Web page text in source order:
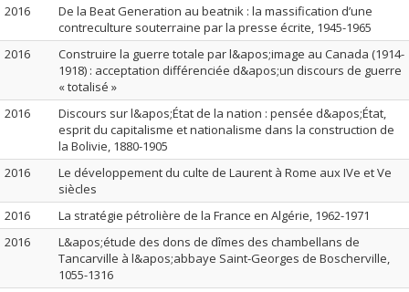
2016
De la Beat Generation au beatnik : la massification d’une
contreculture souterraine par la presse écrite, 1945-1965
2016
Construire la guerre totale par l&apos;image au Canada (1914-
1918) : acceptation différenciée d&apos;un discours de guerre
« totalisé »
2016
Discours sur l&apos;État de la nation : pensée d&apos;État,
esprit du capitalisme et nationalisme dans la construction de
la Bolivie, 1880-1905
2016
Le développement du culte de Laurent à Rome aux IVe et Ve
siècles
2016
La stratégie pétrolière de la France en Algérie, 1962-1971
2016
L&apos;étude des dons de dîmes des chambellans de
Tancarville à l&apos;abbaye Saint-Georges de Boscherville,
1055-1316